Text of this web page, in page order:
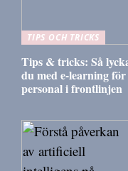
TIPS OCH TRICKS
Tips & tricks: Så
du med e-learning för
personal i frontlinjen